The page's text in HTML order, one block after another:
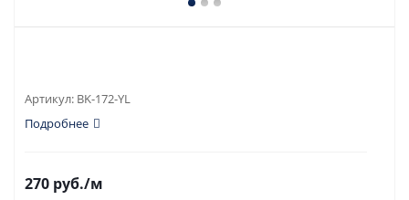
Артикул: BK-172-YL
Подробнее
270 руб./м